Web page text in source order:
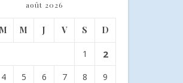
août 2026
M M J V S D
1 2
4 5 6 7 8 9